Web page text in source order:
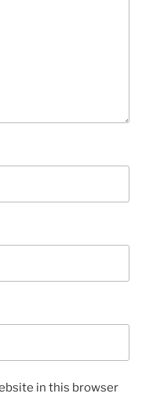
in this browser